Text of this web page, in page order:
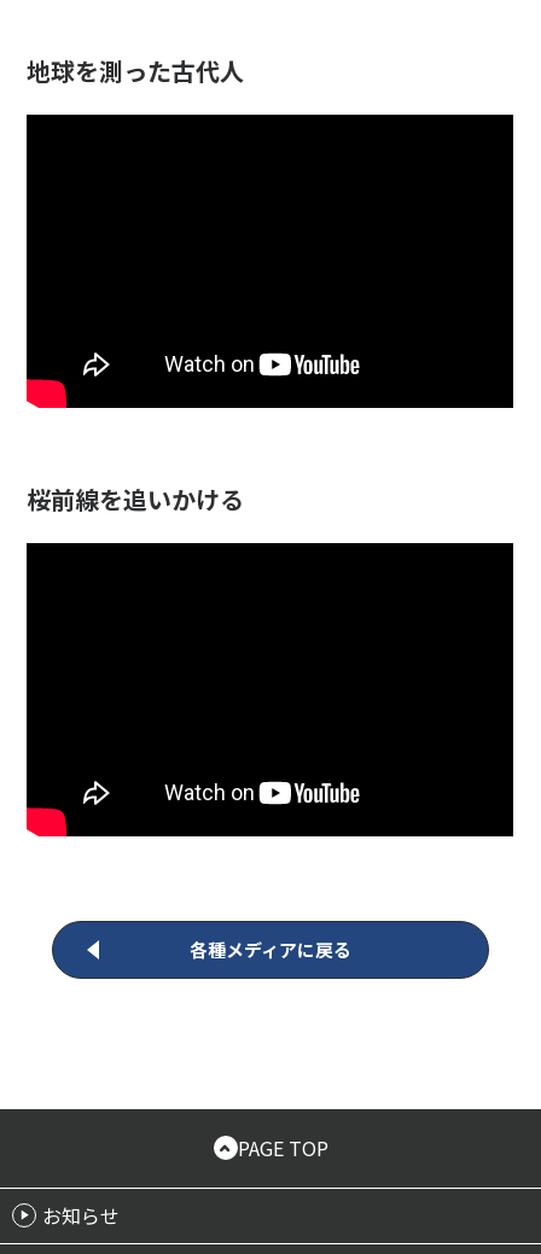
地球を測った古代人
桜前線を追いかける
各種メディアに戻る
PAGE TOP
お知らせ